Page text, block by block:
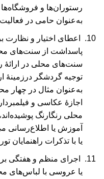
رستوران‌ها و
به‌عنوان حامی در
اعطای اختیار و
پاسداشت از سنت‌های
سنت‌های محلی در
توجیه گردشگر درزمینۀ
به‌عنوان مثال در چهار
اجازۀ عکاسی و
محلی رنگارنگ
آموزش یا اطلاع‌رسانی
یا با تذکرات راهنمایان
اجرای منظم و هفتگی
یا عروسی با لباس‌های